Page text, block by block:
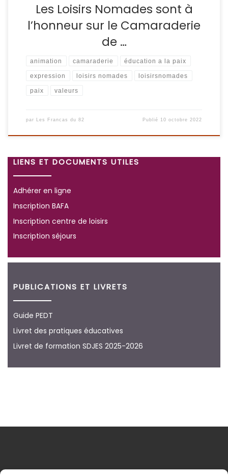
Les Loisirs Nomades sont à
l’honneur sur le Camaraderie
de …
animation camaraderie éducation a la paix
expression loisirs nomades loisirsnomades
paix valeurs
par Les Francas du 82 Publié 10 octobre 2022
LIENS ET DOCUMENTS UTILES
Adhérer en ligne
Inscription BAFA
Inscription centre de loisirs
Inscription séjours
PUBLICATIONS ET LIVRETS
Guide PEDT
Livret des pratiques éducatives
Livret de formation SDJES 2025-2026